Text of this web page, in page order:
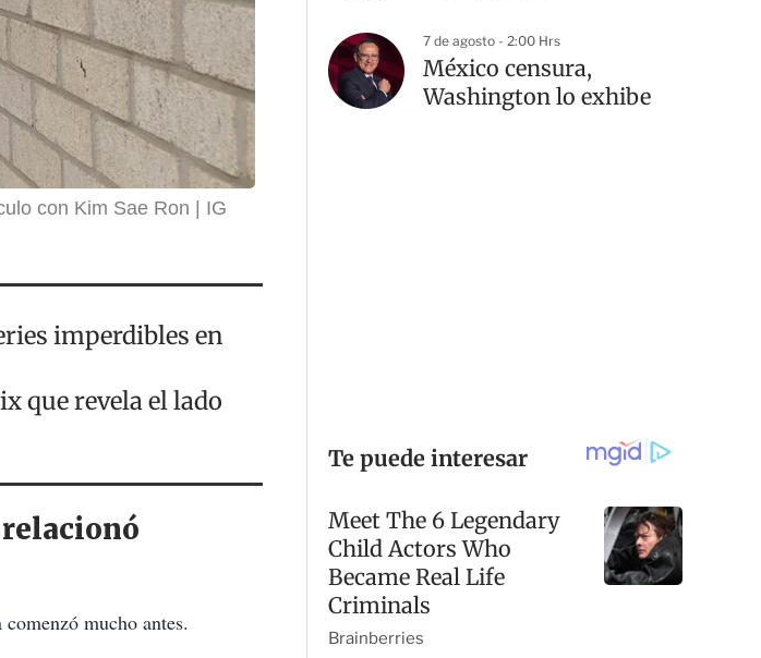
con Kim Sae Ron
IG
imperdibles en
que revela el lado
comenzó mucho antes.
7 de agosto - 2:00 Hrs
México censura,
Washington lo exhibe